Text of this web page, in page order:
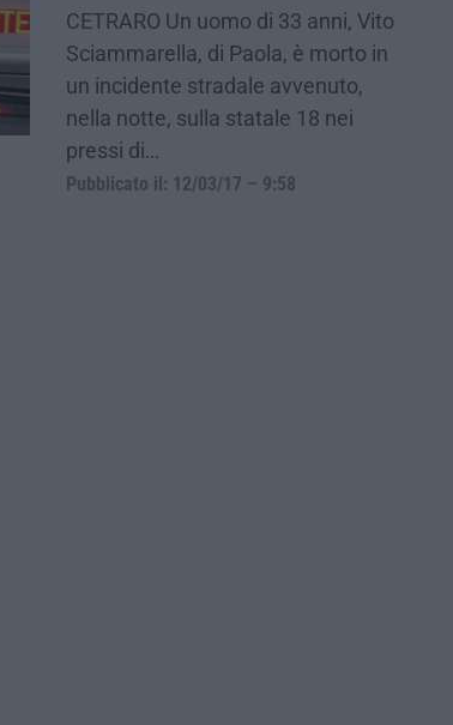
CETRARO Un uomo di 33 anni, Vito
Sciammarella, di Paola, è morto in
un incidente stradale avvenuto,
nella notte, sulla statale 18 nei
pressi di…
Pubblicato il: 12/03/17 – 9:58